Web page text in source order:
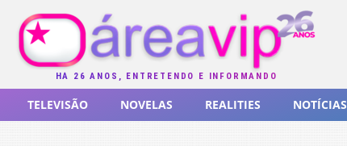
HÁ 26 ANOS, ENTRETENDO E INFORMANDO
TELEVISÃO NOVELAS REALITIES NOTÍCIAS